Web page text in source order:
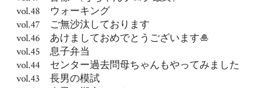
vol.48 ウォーキング
vol.47 ご無沙汰しております
vol.46 あけましておめでとうございます🎍
vol.45 息子弁当
vol.44 センター過去問母ちゃんもやってみました
vol.43 長男の模試